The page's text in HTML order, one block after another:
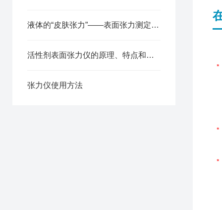
液体的“皮肤张力”——表面张力测定仪技术全解析
活性剂表面张力仪的原理、特点和使用方法
张力仪使用方法